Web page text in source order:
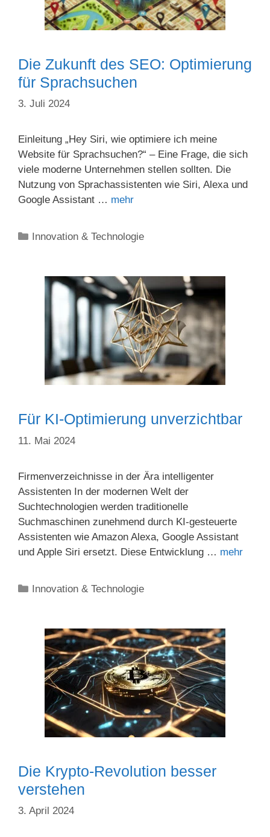
Die Zukunft des SEO: Optimierung
für Sprachsuchen
3. Juli 2024
Einleitung „Hey Siri, wie optimiere ich meine
Website für Sprachsuchen?“ – Eine Frage, die sich
viele moderne Unternehmen stellen sollten. Die
Nutzung von Sprachassistenten wie Siri, Alexa und
Google Assistant … mehr
Kategorien
Innovation & Technologie
Für KI-Optimierung unverzichtbar
11. Mai 2024
Firmenverzeichnisse in der Ära intelligenter
Assistenten In der modernen Welt der
Suchtechnologien werden traditionelle
Suchmaschinen zunehmend durch KI-gesteuerte
Assistenten wie Amazon Alexa, Google Assistant
und Apple Siri ersetzt. Diese Entwicklung … mehr
Kategorien
Innovation & Technologie
Die Krypto-Revolution besser
verstehen
3. April 2024